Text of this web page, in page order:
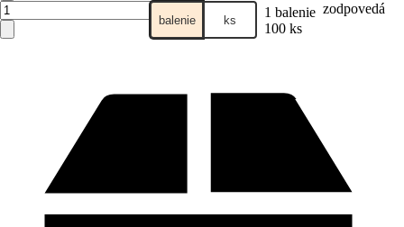
balenie ks 1 balenie zodpovedá
100 ks